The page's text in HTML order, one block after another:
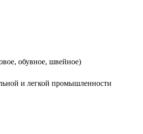
обувное, швейное)
и легкой промышленности